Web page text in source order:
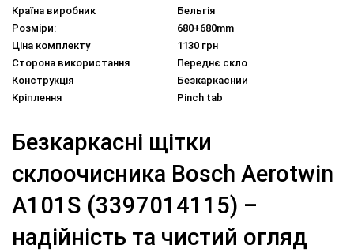
Країна виробник
Бельгія
Розміри:
680+680mm
Ціна комплекту
1130 грн
Сторона використання
Переднє скло
Конструкція
Безкаркасний
Кріплення
Pinch tab
Безкаркасні щітки
склоочисника Bosch Aerotwin
A101S (3397014115) –
надійність та чистий огляд